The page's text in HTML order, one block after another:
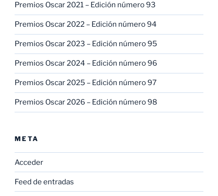
Premios Oscar 2021 – Edición número 93
Premios Oscar 2022 – Edición número 94
Premios Oscar 2023 – Edición número 95
Premios Oscar 2024 – Edición número 96
Premios Oscar 2025 – Edición número 97
Premios Oscar 2026 – Edición número 98
META
Acceder
Feed de entradas